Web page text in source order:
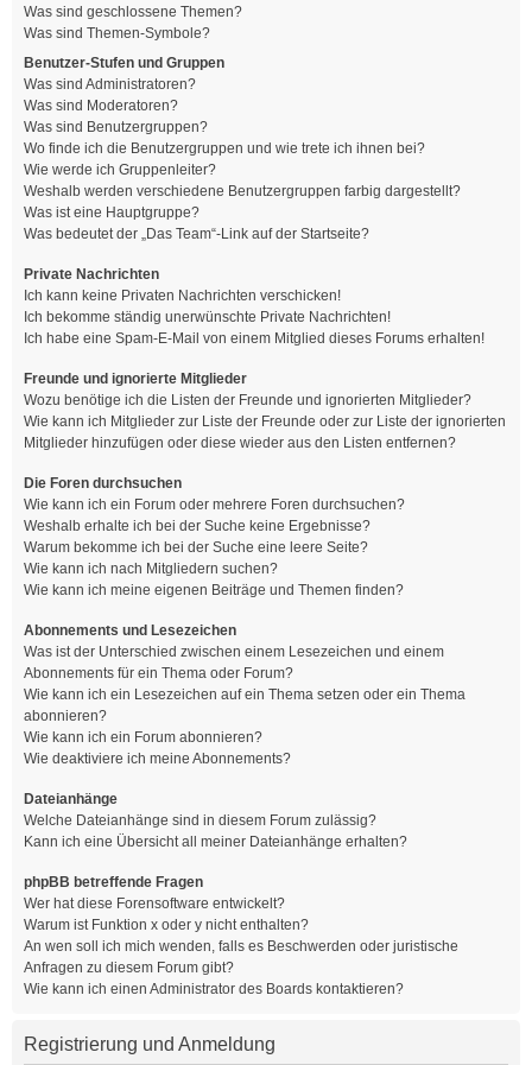
Was sind geschlossene Themen?
Was sind Themen-Symbole?
Benutzer-Stufen und Gruppen
Was sind Administratoren?
Was sind Moderatoren?
Was sind Benutzergruppen?
Wo finde ich die Benutzergruppen und wie trete ich ihnen bei?
Wie werde ich Gruppenleiter?
Weshalb werden verschiedene Benutzergruppen farbig dargestellt?
Was ist eine Hauptgruppe?
Was bedeutet der „Das Team“-Link auf der Startseite?
Private Nachrichten
Ich kann keine Privaten Nachrichten verschicken!
Ich bekomme ständig unerwünschte Private Nachrichten!
Ich habe eine Spam-E-Mail von einem Mitglied dieses Forums erhalten!
Freunde und ignorierte Mitglieder
Wozu benötige ich die Listen der Freunde und ignorierten Mitglieder?
Wie kann ich Mitglieder zur Liste der Freunde oder zur Liste der ignorierten
Mitglieder hinzufügen oder diese wieder aus den Listen entfernen?
Die Foren durchsuchen
Wie kann ich ein Forum oder mehrere Foren durchsuchen?
Weshalb erhalte ich bei der Suche keine Ergebnisse?
Warum bekomme ich bei der Suche eine leere Seite?
Wie kann ich nach Mitgliedern suchen?
Wie kann ich meine eigenen Beiträge und Themen finden?
Abonnements und Lesezeichen
Was ist der Unterschied zwischen einem Lesezeichen und einem
Abonnements für ein Thema oder Forum?
Wie kann ich ein Lesezeichen auf ein Thema setzen oder ein Thema
abonnieren?
Wie kann ich ein Forum abonnieren?
Wie deaktiviere ich meine Abonnements?
Dateianhänge
Welche Dateianhänge sind in diesem Forum zulässig?
Kann ich eine Übersicht all meiner Dateianhänge erhalten?
phpBB betreffende Fragen
Wer hat diese Forensoftware entwickelt?
Warum ist Funktion x oder y nicht enthalten?
An wen soll ich mich wenden, falls es Beschwerden oder juristische
Anfragen zu diesem Forum gibt?
Wie kann ich einen Administrator des Boards kontaktieren?
Registrierung und Anmeldung